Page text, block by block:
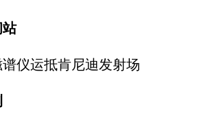
站
仪运抵肯尼迪发射场